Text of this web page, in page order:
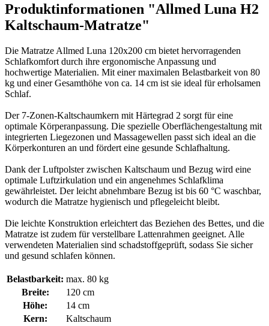
Produktinformationen "Allmed Luna H2
Kaltschaum-Matratze"
Die Matratze Allmed Luna 120x200 cm bietet hervorragenden
Schlafkomfort durch ihre ergonomische Anpassung und
hochwertige Materialien. Mit einer maximalen Belastbarkeit von 80
kg und einer Gesamthöhe von ca. 14 cm ist sie ideal für erholsamen
Schlaf.
Der 7-Zonen-Kaltschaumkern mit Härtegrad 2 sorgt für eine
optimale Körperanpassung. Die spezielle Oberflächengestaltung mit
integrierten Liegezonen und Massagewellen passt sich ideal an die
Körperkonturen an und fördert eine gesunde Schlafhaltung.
Dank der Luftpolster zwischen Kaltschaum und Bezug wird eine
optimale Luftzirkulation und ein angenehmes Schlafklima
gewährleistet. Der leicht abnehmbare Bezug ist bis 60 °C waschbar,
wodurch die Matratze hygienisch und pflegeleicht bleibt.
Die leichte Konstruktion erleichtert das Beziehen des Bettes, und die
Matratze ist zudem für verstellbare Lattenrahmen geeignet. Alle
verwendeten Materialien sind schadstoffgeprüft, sodass Sie sicher
und gesund schlafen können.
Belastbarkeit: max. 80 kg
Breite:
120 cm
Höhe:
14 cm
Kern:
Kaltschaum